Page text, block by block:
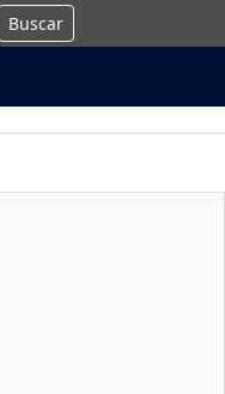
Buscar